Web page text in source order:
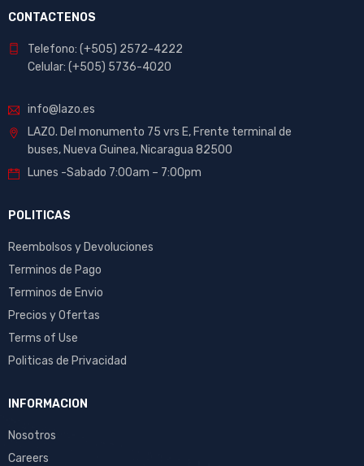
CONTACTENOS
Telefono: (+505) 2572-4222
Celular: (+505) 5736-4020
info@lazo.es
LAZO. Del monumento 75 vrs E, Frente terminal de
buses, Nueva Guinea, Nicaragua 82500
Lunes -Sabado 7:00am – 7:00pm
POLITICAS
Reembolsos y Devoluciones
Terminos de Pago
Terminos de Envio
Precios y Ofertas
Terms of Use
Politicas de Privacidad
INFORMACION
Nosotros
Careers